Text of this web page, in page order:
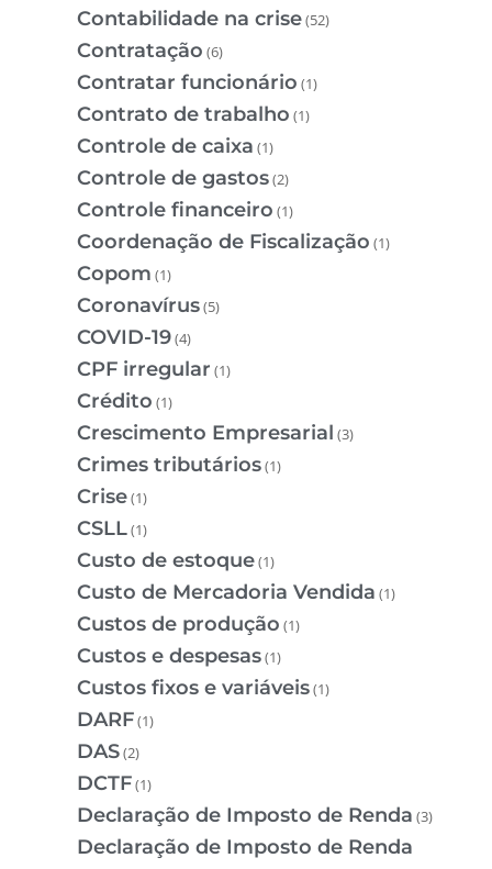
Contabilidade na crise(52)
Contratação (6)
Contratar funcionário (1)
Contrato de trabalho (1)
Controle de caixa (1)
Controle de gastos(2)
Controle financeiro (1)
Coordenação de Fiscalização (1)
Copom (1)
Coronavírus(5)
COVID-19(4)
CPF irregular (1)
Crédito (1)
Crescimento Empresarial (3)
Crimes tributários(1)
Crise(1)
CSLL(1)
Custo de estoque(1)
Custo de Mercadoria Vendida (1)
Custos de produção (1)
Custos e despesas(1)
Custos fixos e variáveis(1)
DARF(1)
DAS(2)
DCTF(1)
Declaração de Imposto de Renda (3)
Declaração de Imposto de Renda